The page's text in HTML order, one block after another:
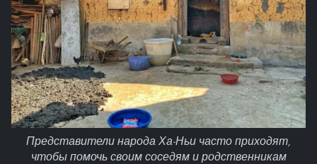
Представители народа Ха-Ньи часто приходят,
чтобы помочь своим соседям и родственникам